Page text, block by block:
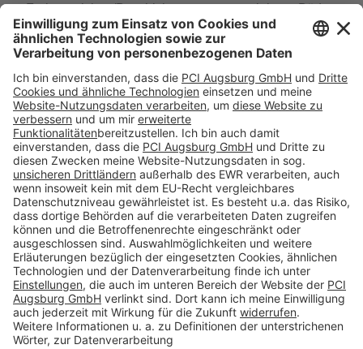
Farbanstrichen/Beschichtungen verunreinigten Böden
Alte Steinholz- und Magnesiaestriche
Sulfitablauge- und Bitumenkleberreste.
Download
Folge uns auf:
Produkte
Toolbox
Über THOMSIT
Kontakt